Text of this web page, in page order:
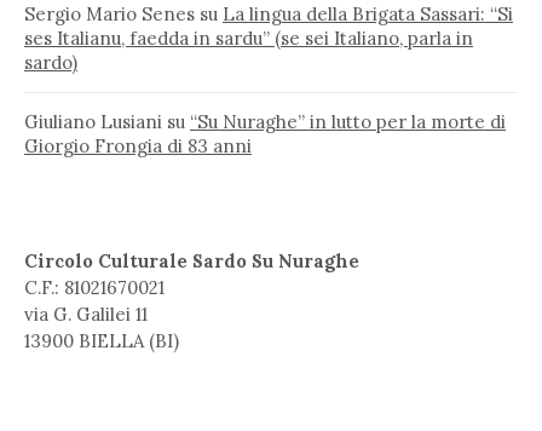
Sergio Mario Senes su La lingua della Brigata Sassari: “Si
ses Italianu, faedda in sardu” (se sei Italiano, parla in
sardo)
Giuliano Lusiani su “Su Nuraghe” in lutto per la morte di
Giorgio Frongia di 83 anni
Circolo Culturale Sardo Su Nuraghe
C.F.: 81021670021
via G. Galilei 11
13900 BIELLA (BI)